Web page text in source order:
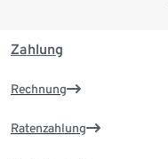
Zahlung
Rechnung
Ratenzahlung